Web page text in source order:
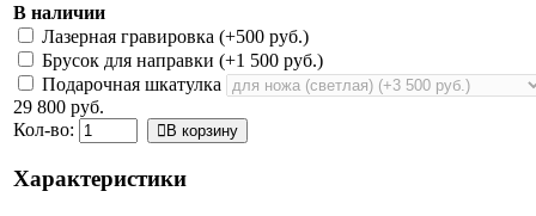
В наличии
Лазерная гравировка (+500 руб.)
Брусок для направки (+1 500 руб.)
Подарочная шкатулка
29 800 руб.
Кол-во:
В корзину
Характеристики